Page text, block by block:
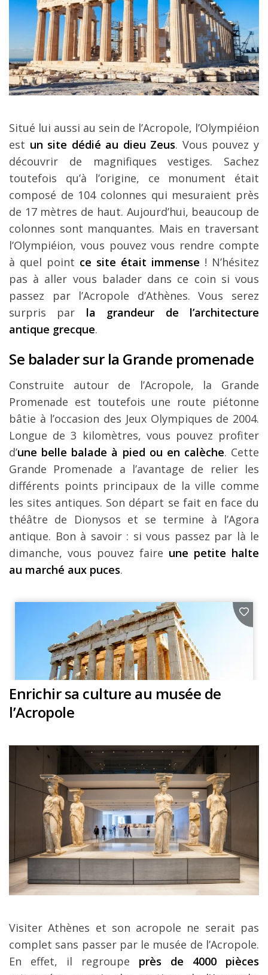
Situé lui aussi au sein de l’Acropole, l’Olympiéion
est un site dédié au dieu Zeus. Vous pouvez y
découvrir de magnifiques vestiges. Sachez
toutefois qu’à l’origine, ce monument était
composé de 104 colonnes qui mesuraient près
de 17 mètres de haut. Aujourd’hui, beaucoup de
colonnes sont manquantes. Mais en traversant
l’Olympiéion, vous pouvez vous rendre compte
à quel point ce site était immense ! N’hésitez
pas à aller vous balader dans ce coin si vous
passez par l’Acropole d’Athènes. Vous serez
surpris par la grandeur de l’architecture
antique grecque.
Se balader sur la Grande promenade
Construite autour de l’Acropole, la Grande
Promenade est toutefois une route piétonne
bâtie à l’occasion des Jeux Olympiques de 2004.
Longue de 3 kilomètres, vous pouvez profiter
d’une belle balade à pied ou en calèche. Cette
Grande Promenade a l’avantage de relier les
différents points principaux de la ville comme
les sites antiques. Son départ se fait en face du
théâtre de Dionysos et se termine à l’Agora
antique. Bon à savoir : si vous passez par là le
dimanche, vous pouvez faire une petite halte
au marché aux puces.
Enrichir sa culture au musée de
l’Acropole
Visiter Athènes et son acropole ne serait pas
complet sans passer par le musée de l’Acropole.
En effet, il regroupe près de 4000 pièces